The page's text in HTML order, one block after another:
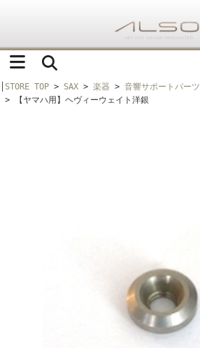
STORE TOP > SAX > 楽器 > 音響サポートパーツ
> 【ヤマハ用】ヘヴィーウェイト洋銀